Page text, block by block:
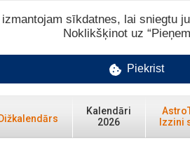
Dižkalendārs
Kalendāri
2026
Izzini
sīkdatnes, lai sniegtu
Noklikšķinot uz
Piekrist